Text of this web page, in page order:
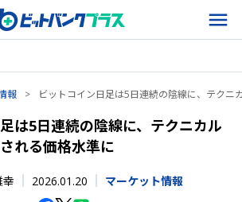
報 > ビットコイン日足は5日連続の陰線に、テクニ
は5日連続の陰線に、テクニカル
れる価格水準に
幸 2026.01.20 マーケット情報